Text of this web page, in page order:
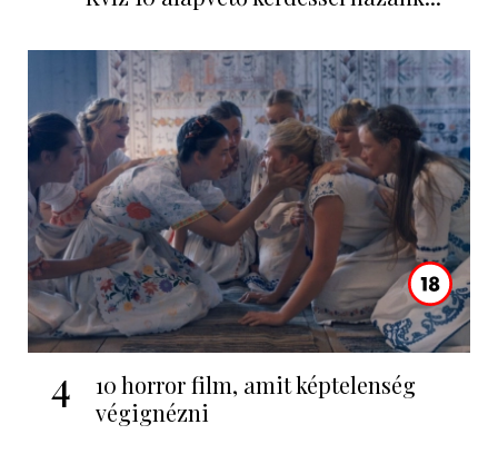
4
10 horror film, amit képtelenség
végignézni